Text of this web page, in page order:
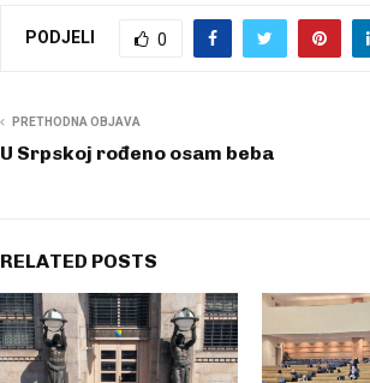
PODJELI 0
PRETHODNA OBJAVA
U Srpskoj rođeno osam beba
RELATED POSTS